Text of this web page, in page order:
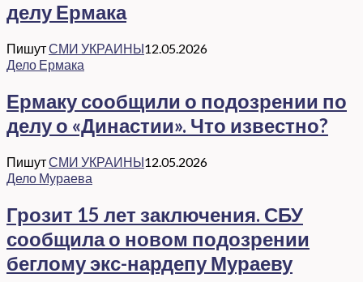
делу Ермака
ПишутСМИ УКРАИНЫ12.05.2026
Дело Ермака
Ермаку сообщили о подозрении по
делу о «Династии». Что известно?
ПишутСМИ УКРАИНЫ12.05.2026
Дело Мураева
Грозит 15 лет заключения. СБУ
сообщила о новом подозрении
беглому экс-нардепу Мураеву